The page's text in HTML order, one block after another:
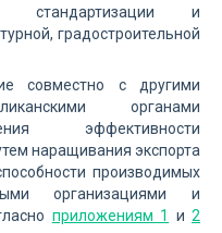
стандартизации и
градостроительной
совместно с другими
органами
эффективности
наращивания экспорта
производимых
организациями и
приложениям 1 и2